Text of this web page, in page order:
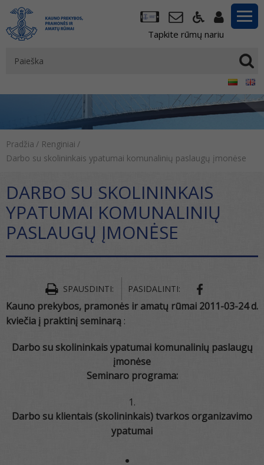
Tapkite rūmų nariu
Pradžia / Renginiai /
Darbo su skolininkais ypatumai komunalinių paslaugų įmonėse
DARBO SU SKOLININKAIS
YPATUMAI KOMUNALINIŲ
PASLAUGŲ ĮMONĖSE
SPAUSDINTI: PASIDALINTI:
Kauno prekybos, pramonės ir amatų rūmai 2011-03-24 d.
kviečia į praktinį seminarą :
Darbo su skolininkais ypatumai komunalinių paslaugų
įmonėse
Seminaro programa:
Darbo su klientais (skolininkais) tvarkos organizavimo
ypatumai